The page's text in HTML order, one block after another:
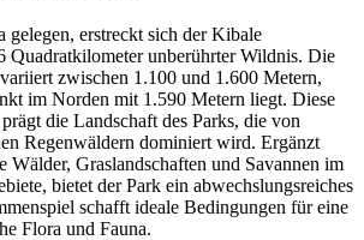
gelegen, erstreckt sich der Kibale
Quadratkilometer unberührter Wildnis. Die
zwischen 1.100 und 1.600 Metern,
im Norden mit 1.590 Metern liegt. Diese
die Landschaft des Parks, die von
Regenwäldern dominiert wird. Ergänzt
Wälder, Graslandschaften und Savannen im
bietet der Park ein abwechslungsreiches
schafft ideale Bedingungen für eine
Flora und Fauna.